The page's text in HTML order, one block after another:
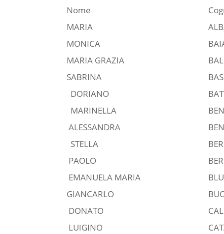
Nome
MARIA
MONICA
MARIA GRAZIA
SABRINA
DORIANO
MARINELLA
ALESSANDRA
STELLA
PAOLO
EMANUELA MARIA
GIANCARLO
DONATO
LUIGINO